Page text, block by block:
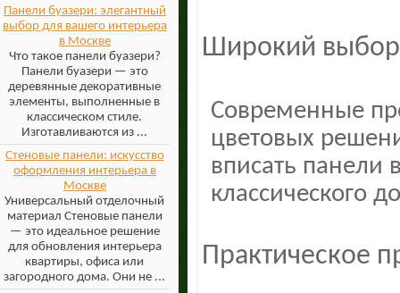
Панели буазери: элегантный
выбор для вашего интерьера
в Москве
Что такое панели буазери?
Панели буазери — это
деревянные декоративные
элементы, выполненные в
классическом стиле.
Изготавливаются из ...
Стеновые панели: искусство
оформления интерьера в
Москве
Универсальный отделочный
материал Стеновые панели
— это идеальное решение
для обновления интерьера
квартиры, офиса или
загородного дома. Они не ...
Широкий
Современные
цветовых
вписать панели
классического
Практическое